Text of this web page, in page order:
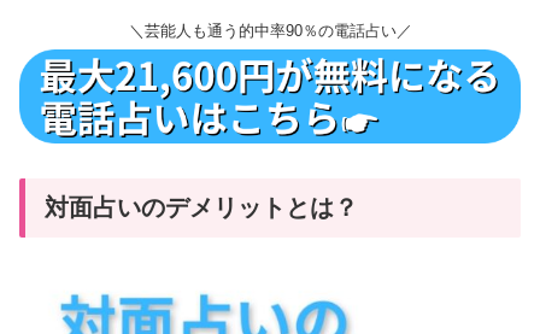
＼芸能人も通う的中率90％の電話占い／
対面占いのデメリットとは？